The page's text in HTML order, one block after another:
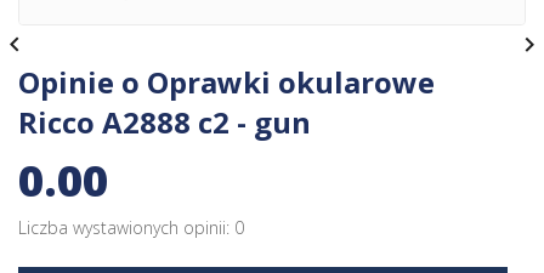
Opinie o Oprawki okularowe
Ricco A2888 c2 - gun
0.00
Liczba wystawionych opinii: 0
 